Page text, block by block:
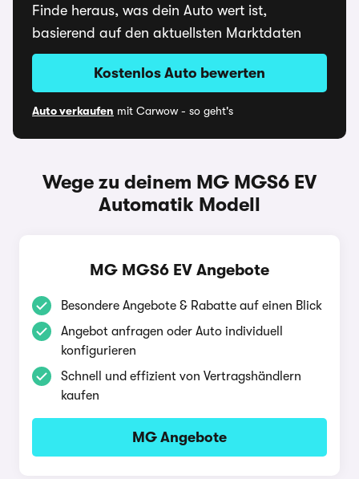
Finde heraus, was dein Auto wert ist,
basierend auf den aktuellsten Marktdaten
Kostenlos Auto bewerten
Auto verkaufen mit Carwow - so geht's
Wege zu deinem MG MGS6 EV
Automatik Modell
MG MGS6 EV Angebote
Besondere Angebote & Rabatte auf einen Blick
Angebot anfragen oder Auto individuell
konfigurieren
Schnell und effizient von Vertragshändlern
kaufen
MG Angebote